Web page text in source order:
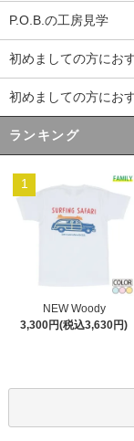
P.O.B.の工房見学
初めましての方にお
初めましての方にお
ランキング
1
NEW Woody
3,300円(税込3,630円)